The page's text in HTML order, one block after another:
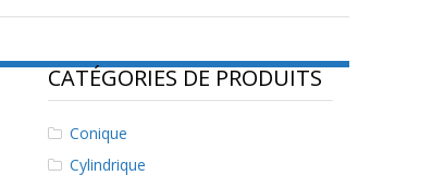
CATÉGORIES DE PRODUITS
Conique
Cylindrique